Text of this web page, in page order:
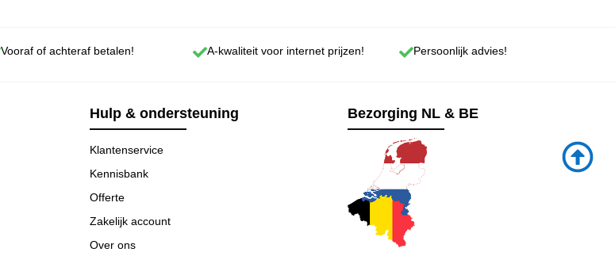
Vooraf of achteraf betalen! A-kwaliteit voor internet prijzen! Persoonlijk advies!
Hulp & ondersteuning
Klantenservice
Kennisbank
Offerte
Zakelijk account
Over ons
Bezorging NL & BE